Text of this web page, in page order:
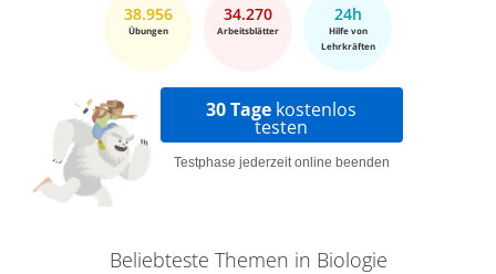
38.956
Übungen
34.270
Arbeitsblätter
24h
Hilfe von
Lehrkräften
30 Tage kostenlos
testen
Testphase jederzeit online beenden
Beliebteste Themen in Biologie